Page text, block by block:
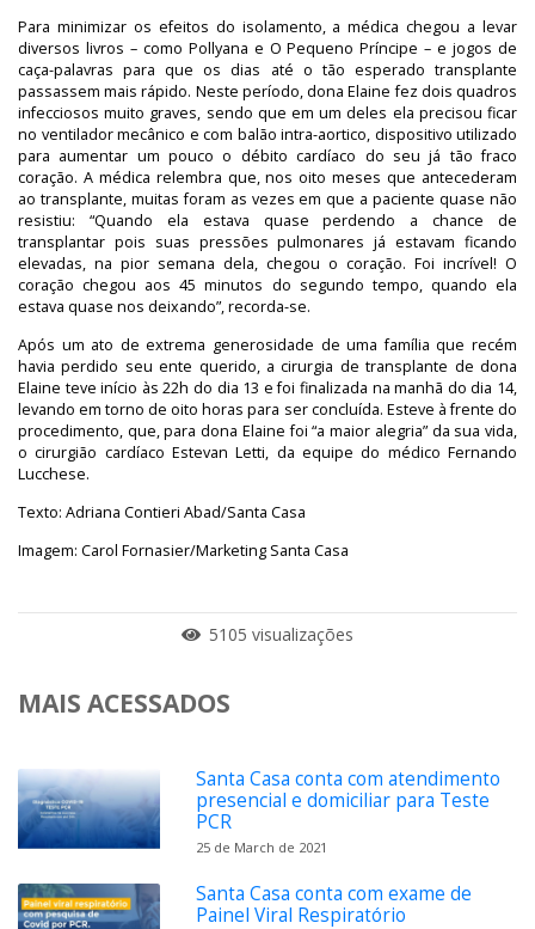
Para minimizar os efeitos do isolamento, a médica chegou a levar
diversos livros – como Pollyana e O Pequeno Príncipe – e jogos de
caça-palavras para que os dias até o tão esperado transplante
passassem mais rápido. Neste período, dona Elaine fez dois quadros
infecciosos muito graves, sendo que em um deles ela precisou ficar
no ventilador mecânico e com balão intra-aortico, dispositivo utilizado
para aumentar um pouco o débito cardíaco do seu já tão fraco
coração. A médica relembra que, nos oito meses que antecederam
ao transplante, muitas foram as vezes em que a paciente quase não
resistiu: “Quando ela estava quase perdendo a chance de
transplantar pois suas pressões pulmonares já estavam ficando
elevadas, na pior semana dela, chegou o coração. Foi incrível! O
coração chegou aos 45 minutos do segundo tempo, quando ela
estava quase nos deixando”, recorda-se.
Após um ato de extrema generosidade de uma família que recém
havia perdido seu ente querido, a cirurgia de transplante de dona
Elaine teve início às 22h do dia 13 e foi finalizada na manhã do dia 14,
levando em torno de oito horas para ser concluída. Esteve à frente do
procedimento, que, para dona Elaine foi “a maior alegria” da sua vida,
o cirurgião cardíaco Estevan Letti, da equipe do médico Fernando
Lucchese.
Texto: Adriana Contieri Abad/Santa Casa
Imagem: Carol Fornasier/Marketing Santa Casa
5105 visualizações
MAIS ACESSADOS
Santa Casa conta com atendimento
presencial e domiciliar para Teste
PCR
25 de March de 2021
Santa Casa conta com exame de
Painel Viral Respiratório